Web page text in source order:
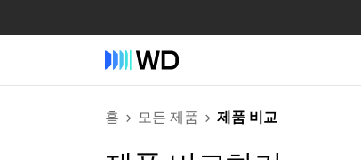
홈 모든 제품 제품 비교